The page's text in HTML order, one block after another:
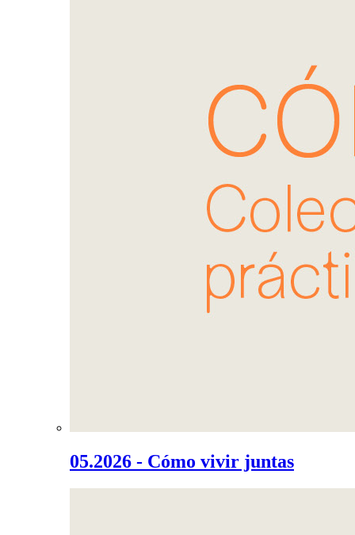
05.2026 - Cómo vivir juntas